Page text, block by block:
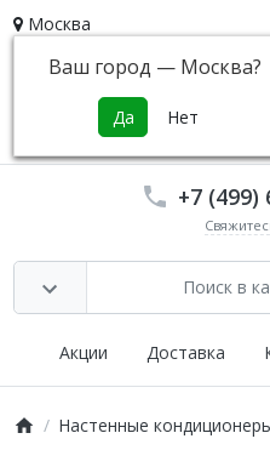
Москва
Ваш город — Москва?
+7 (499)
Акции Доставка
Настенные